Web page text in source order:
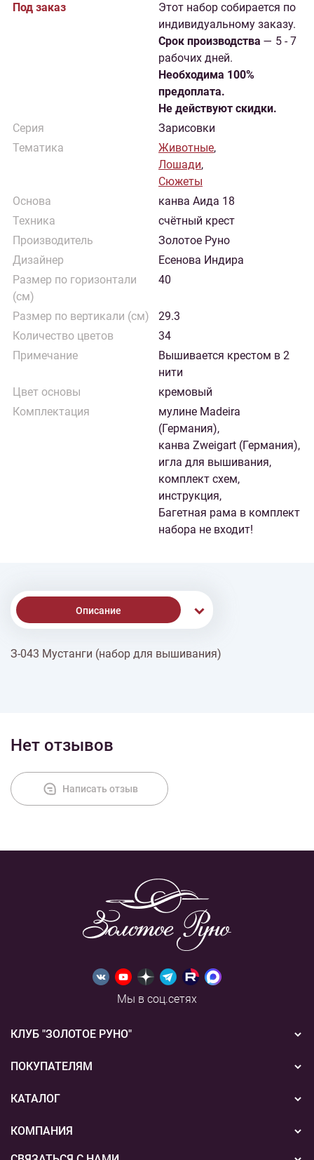
Под заказ
Этот набор собирается по
индивидуальному заказу.
Cрок производства — 5 - 7
рабочих дней.
Необходима 100%
предоплата.
Не действуют скидки.
Серия
Зарисовки
Тематика
Животные,
Лошади,
Сюжеты
Основа
канва Аида 18
Техника
счётный крест
Производитель
Золотое Руно
Дизайнер
Есенова Индира
Размер по горизонтали
(см)
40
Размер по вертикали (см)
29.3
Количество цветов
34
Примечание
Вышивается крестом в 2
нити
Цвет основы
кремовый
Комплектация
мулине Madeira
(Германия),
канва Zweigart (Германия),
игла для вышивания,
комплект схем,
инструкция,
Багетная рама в комплект
набора не входит!
Описание
Доставка
З-043 Мустанги (набор для вышивания)
Нет отзывов
Написать отзыв
Мы в соц.сетях
КЛУБ "ЗОЛОТОЕ РУНО"
Новости
Акции
ПОКУПАТЕЛЯМ
Бонусная система
Подарочные сертификаты
Способы оплаты
КАТАЛОГ
Вышивка
КОМПАНИЯ